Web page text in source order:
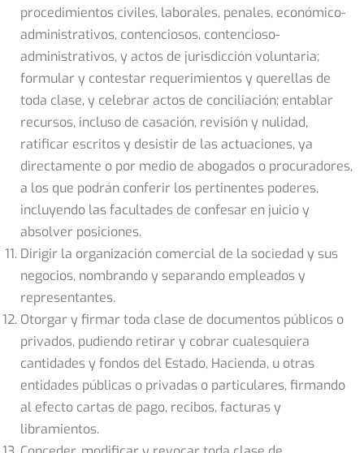
procedimientos civiles, laborales, penales, económico-
administrativos, contenciosos, contencioso-
administrativos, y actos de jurisdicción voluntaria;
formular y contestar requerimientos y querellas de
toda clase, y celebrar actos de conciliación; entablar
recursos, incluso de casación, revisión y nulidad,
ratificar escritos y desistir de las actuaciones, ya
directamente o por medio de abogados o procuradores,
a los que podrán conferir los pertinentes poderes,
incluyendo las facultades de confesar en juicio y
absolver posiciones.
Dirigir la organización comercial de la sociedad y sus
negocios, nombrando y separando empleados y
representantes.
Otorgar y firmar toda clase de documentos públicos o
privados, pudiendo retirar y cobrar cualesquiera
cantidades y fondos del Estado, Hacienda, u otras
entidades públicas o privadas o particulares, firmando
al efecto cartas de pago, recibos, facturas y
libramientos.